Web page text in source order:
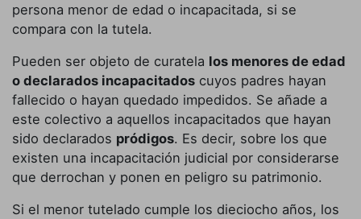
persona menor de edad o incapacitada, si se
compara con la tutela.
Pueden ser objeto de curatela los menores de edad
o declarados incapacitados cuyos padres hayan
fallecido o hayan quedado impedidos. Se añade a
este colectivo a aquellos incapacitados que hayan
sido declarados pródigos. Es decir, sobre los que
existen una incapacitación judicial por considerarse
que derrochan y ponen en peligro su patrimonio.
Si el menor tutelado cumple los dieciocho años, los